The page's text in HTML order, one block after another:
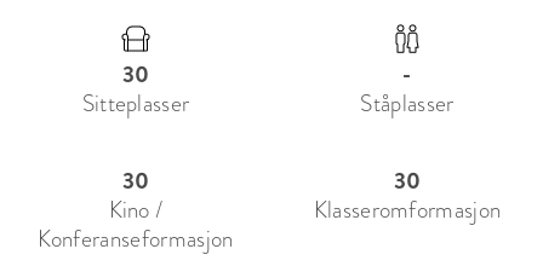
30
Sitteplasser
-
Ståplasser
30
Kino /
Konferanseformasjon
30
Klasseromformasjon